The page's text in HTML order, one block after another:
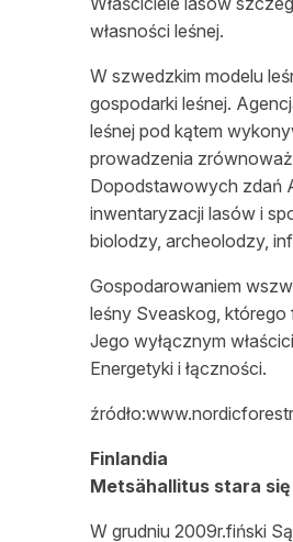
własności leśnej.
W szwedzkim modelu
gospodarki leśnej.
leśnej pod kątem
prowadzenia
Dopodstawowych zdań
inwentaryzacji lasów i
biolodzy, archeolodzy,
Gospodarowaniem
leśny Sveaskog, którego
Jego wyłącznym
Energetyki i łączności.
Finlandia
Metsähallitus stara
W grudniu 2009r.fiński